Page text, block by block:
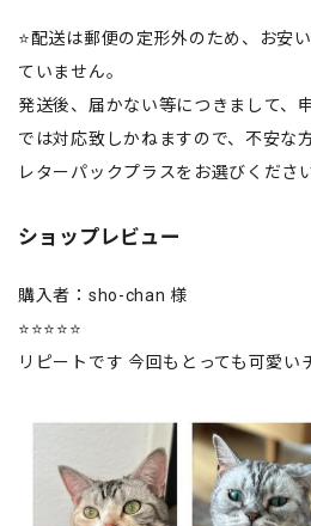
⭐️配送は郵便の定形外のため、お安
ていません。
発送後、届かない等につきまして、
では対応致しかねますので、不安な
レターパックプラスをお選びくださ
ショップレビュー
購入者：sho-chan 様
⭐⭐⭐⭐⭐
リピートです 今回もとっても可愛い